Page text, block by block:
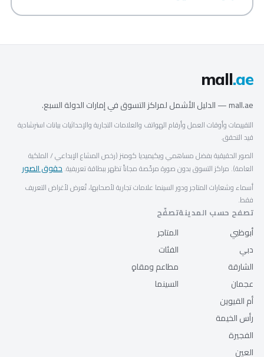
mall.ae
mall.ae — الدليل الأشمل لمراكز التسوق في إمارات الدولة السبع.
التقييمات وأوقات العمل وأرقام الهواتف والعلامات التجارية والإحداثيات بيانات استرشادية
قيد التحقق.
الصور الحقيقية بفضل مساهمي ويكيميديا كومنز (رخص المشاع الإبداعي / الملكية
العامة). مراكز التسوق بدون صورة مرخّصة مجاناً تظهر ببطاقة تعريفية.حقوق الصور
أسماء وشعارات المتاجر ودور السينما علامات تجارية لأصحابها، تُعرض لأغراض التعريف
فقط.
تصفح حسب المدينة
أبوظبي
دبي
الشارقة
عجمان
أم القيوين
رأس الخيمة
الفجيرة
العين
تصفّح
المتاجر
الفئات
مطاعم ومقاهٍ
السينما